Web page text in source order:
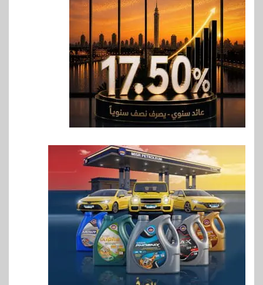
لدعم الصادرات وتحقيق
مستهدفات رؤية مصر 2030
7
بنوك
بنك مصر يشارك في فعالية اليوم
العالمي للشباب ويقدم العديد من
العروض المجانية
بنك QNB مصر يعزز جاهزية
المشروعات الصغيرة والمتوسطة
للنمو والتوسع
9 اخبار
فيكسد مصر و”حلول” تتشاركان
في تطوير أول منصة للسياحة
الصحية في مصر والشرق الأوسط
وأفريقيا Tour4Cure